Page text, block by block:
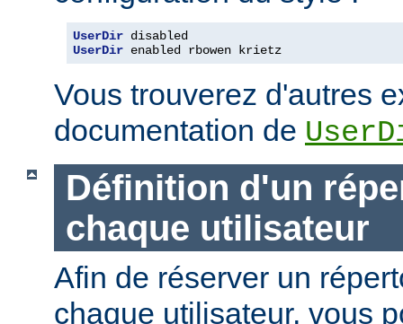
UserDir
UserDir enabled rbowen krietz
Vous trouverez d'autres
documentation de
Définition d'un
chaque utilisateur
Afin de réserver un
chaque utilisateur, vous